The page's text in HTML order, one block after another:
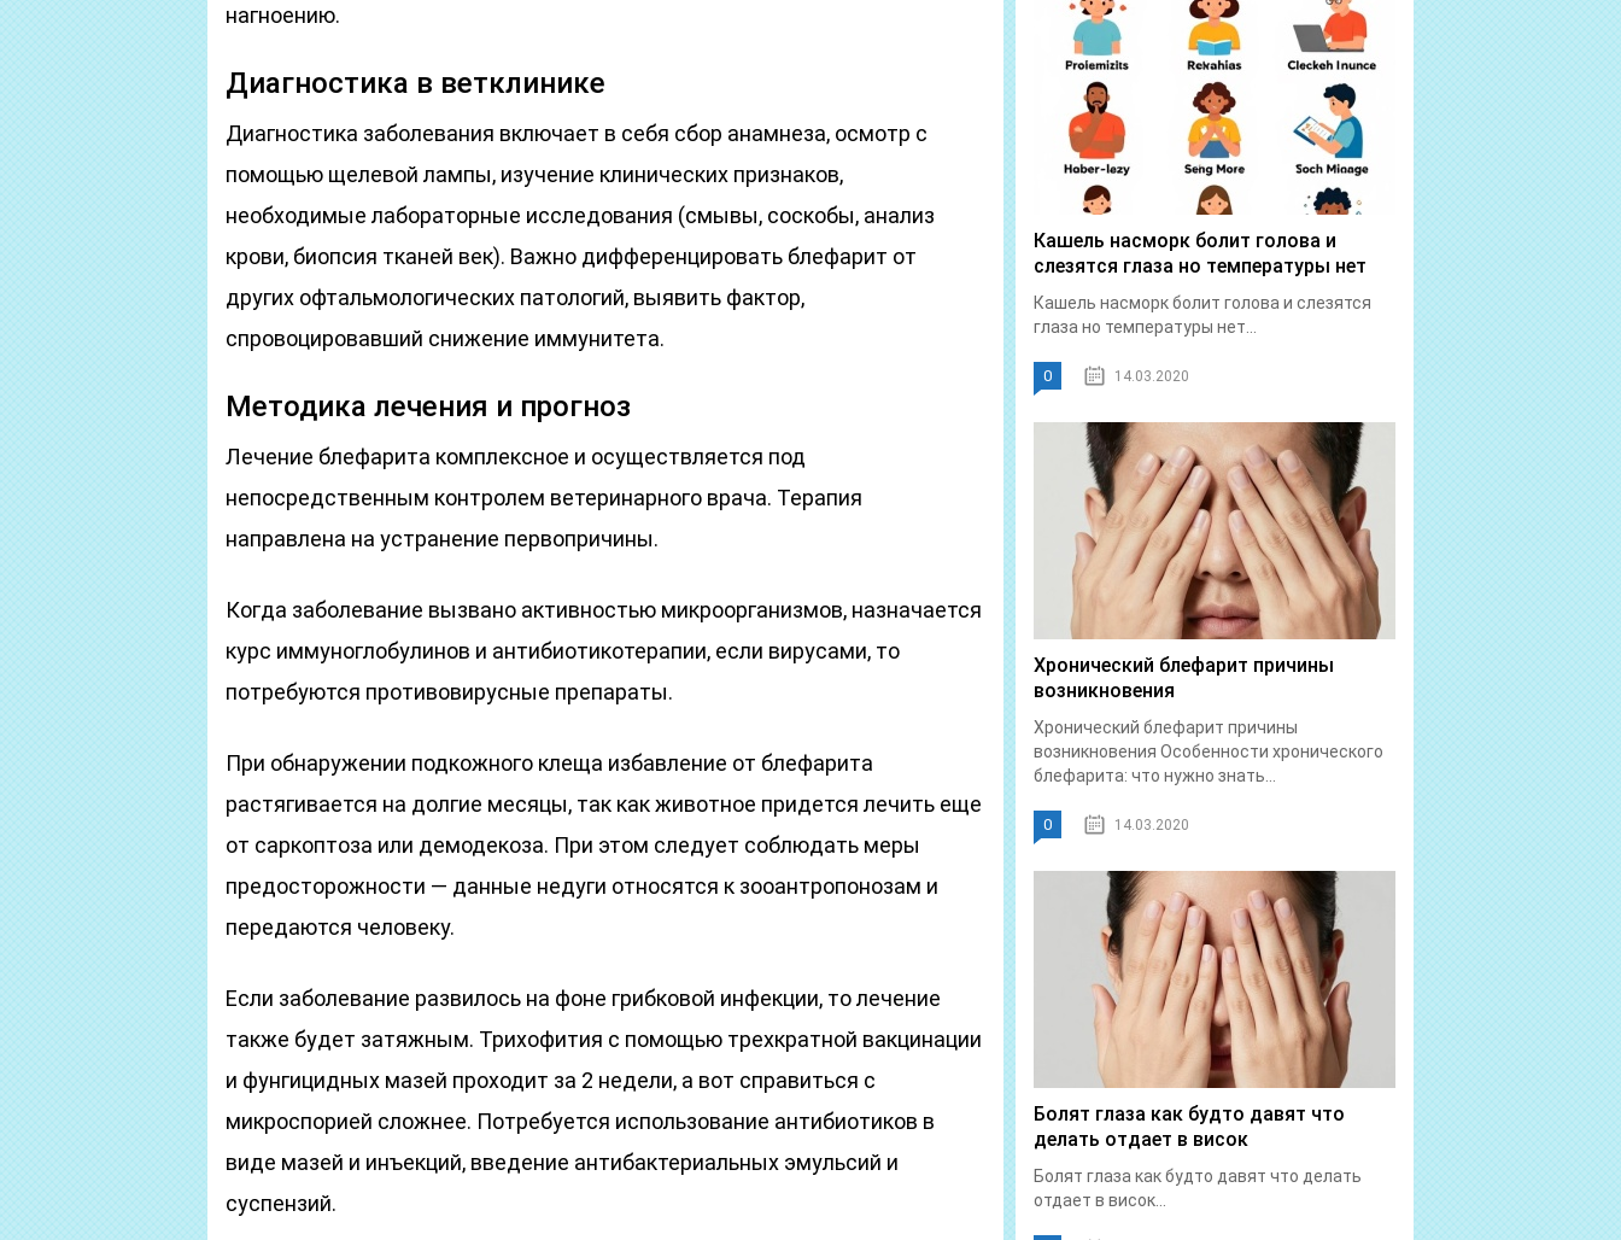
нагноению.
Диагностика в ветклинике
Диагностика заболевания включает в себя сбор анамнеза, осмотр с
помощью щелевой лампы, изучение клинических признаков,
необходимые лабораторные исследования (смывы, соскобы, анализ
крови, биопсия тканей век). Важно дифференцировать блефарит от
других офтальмологических патологий, выявить фактор,
спровоцировавший снижение иммунитета.
Методика лечения и прогноз
Лечение блефарита комплексное и осуществляется под
непосредственным контролем ветеринарного врача. Терапия
направлена на устранение первопричины.
Когда заболевание вызвано активностью микроорганизмов, назначается
курс иммуноглобулинов и антибиотикотерапии, если вирусами, то
потребуются противовирусные препараты.
При обнаружении подкожного клеща избавление от блефарита
растягивается на долгие месяцы, так как животное придется лечить еще
от саркоптоза или демодекоза. При этом следует соблюдать меры
предосторожности — данные недуги относятся к зооантропонозам и
передаются человеку.
Если заболевание развилось на фоне грибковой инфекции, то лечение
также будет затяжным. Трихофития с помощью трехкратной вакцинации
и фунгицидных мазей проходит за 2 недели, а вот справиться с
микроспорией сложнее. Потребуется использование антибиотиков в
виде мазей и инъекций, введение антибактериальных эмульсий и
суспензий.
Кашель насморк болит голова и
слезятся глаза но температуры нет
Кашель насморк болит голова и слезятся
глаза но температуры нет...
0 14.03.2020
Хронический блефарит причины
возникновения
Хронический блефарит причины
возникновения Особенности хронического
блефарита: что нужно знать...
0 14.03.2020
Болят глаза как будто давят что
делать отдает в висок
Болят глаза как будто давят что делать
отдает в висок...